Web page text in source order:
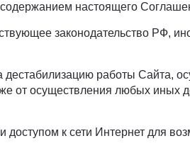
настоящего
законодательство РФ,
работы Сайта,
от осуществления любых
к сети Интернет для